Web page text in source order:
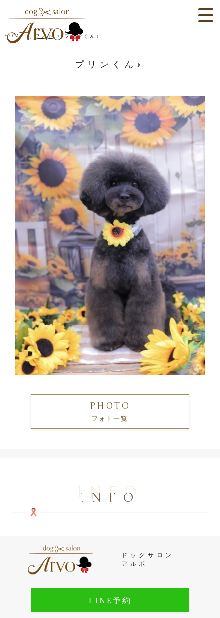
HOME フォト プリンくん♪
プリンくん♪
PHOTO
フォト一覧
INFO
INFO
ドッグサロン
アルボ
LINE予約